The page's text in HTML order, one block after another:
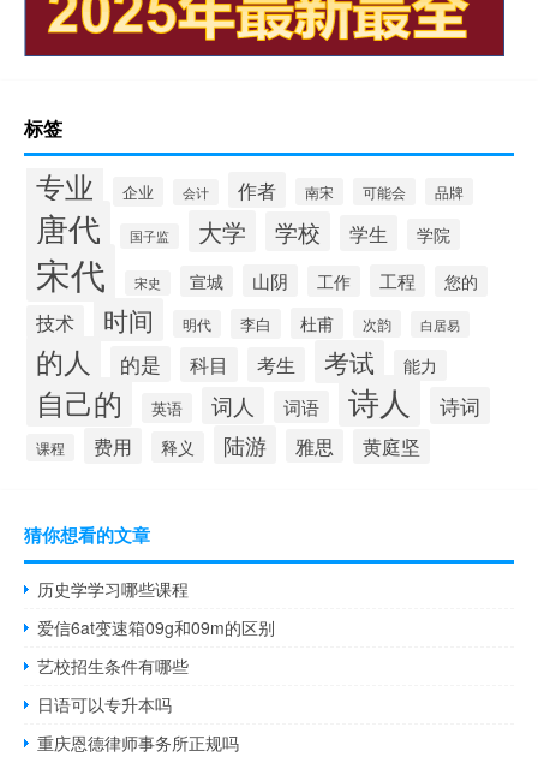
标签
专业 企业 会计 作者 南宋 可能会 品牌
唐代 国子监 大学 学校 学生 学院
宋代 宋史 宣城 山阴 工作 工程 您的
技术 时间 明代 李白 杜甫 次韵 白居易
的人 的是 科目 考生 考试 能力
自己的 英语 词人 词语 诗人 诗词
课程 费用 释义 陆游 雅思 黄庭坚
猜你想看的文章
历史学学习哪些课程
爱信6at变速箱09g和09m的区别
艺校招生条件有哪些
日语可以专升本吗
重庆恩德律师事务所正规吗